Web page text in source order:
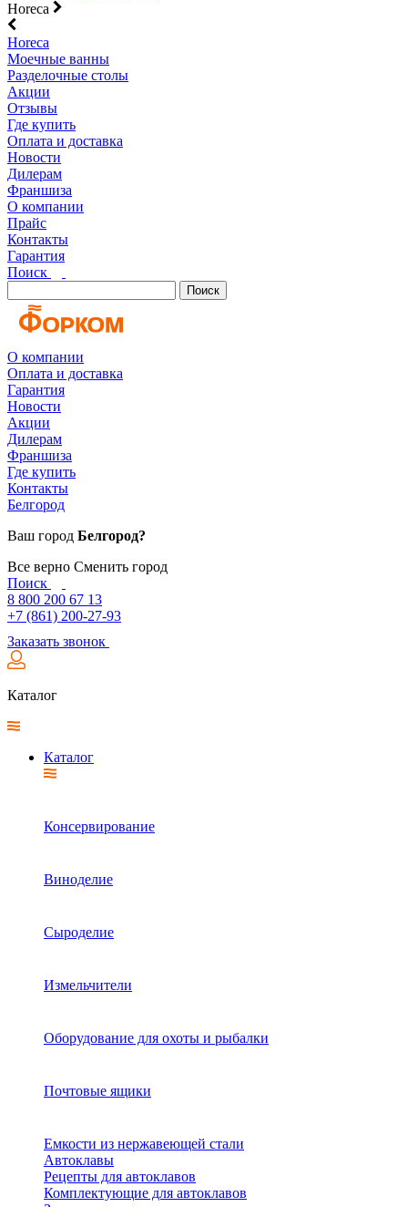
Horeca
Horeca
Моечные ванны
Разделочные столы
Акции
Отзывы
Где купить
Оплата и доставка
Новости
Дилерам
Франшиза
О компании
Прайс
Контакты
Гарантия
Поиск
Поиск
О компании
Оплата и доставка
Гарантия
Новости
Акции
Дилерам
Франшиза
Где купить
Контакты
Белгород
Ваш город Белгород?
Все верно Сменить город
Поиск
8 800 200 67 13
+7 (861) 200-27-93
Заказать звонок
Каталог
Каталог
Консервирование
Виноделие
Сыроделие
Измельчители
Оборудование для охоты и рыбалки
Почтовые ящики
Емкости из нержавеющей стали
Автоклавы
Рецепты для автоклавов
Комплектующие для автоклавов